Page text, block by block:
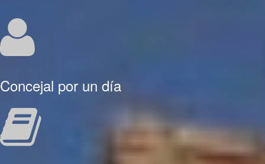
Concejal por un día